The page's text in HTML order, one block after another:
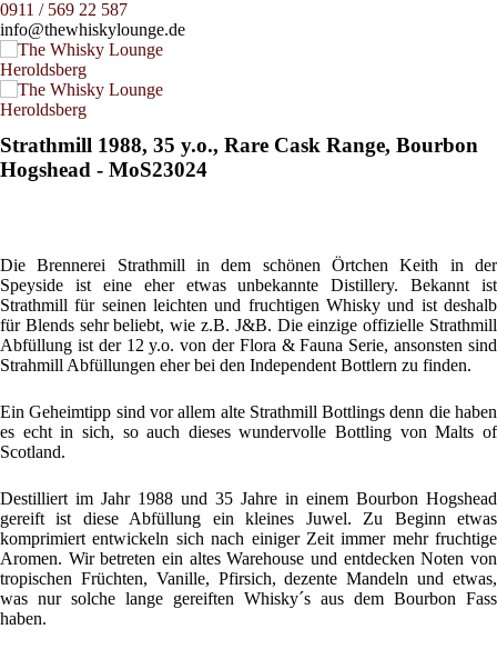
0911 / 569 22 587
info@thewhiskylounge.de
Strathmill 1988, 35 y.o., Rare Cask Range, Bourbon
Hogshead - MoS23024
Die Brennerei Strathmill in dem schönen Örtchen Keith in der
Speyside ist eine eher etwas unbekannte Distillery. Bekannt ist
Strathmill für seinen leichten und fruchtigen Whisky und ist deshalb
für Blends sehr beliebt, wie z.B. J&B. Die einzige offizielle Strathmill
Abfüllung ist der 12 y.o. von der Flora & Fauna Serie, ansonsten sind
Strahmill Abfüllungen eher bei den Independent Bottlern zu finden.
Ein Geheimtipp sind vor allem alte Strathmill Bottlings denn die haben
es echt in sich, so auch dieses wundervolle Bottling von Malts of
Scotland.
Destilliert im Jahr 1988 und 35 Jahre in einem Bourbon Hogshead
gereift ist diese Abfüllung ein kleines Juwel. Zu Beginn etwas
komprimiert entwickeln sich nach einiger Zeit immer mehr fruchtige
Aromen. Wir betreten ein altes Warehouse und entdecken Noten von
tropischen Früchten, Vanille, Pfirsich, dezente Mandeln und etwas,
was nur solche lange gereiften Whisky´s aus dem Bourbon Fass
haben.